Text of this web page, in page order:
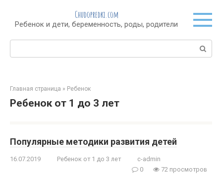
контенту
Chudopredki.com
Ребенок и дети, беременность, роды, родители
Поиск:
Главная страница » Ребенок
Ребенок от 1 до 3 лет
Популярные методики развития детей
16.07.2019 Ребенок от 1 до 3 лет
c-admin
0
72 просмотров